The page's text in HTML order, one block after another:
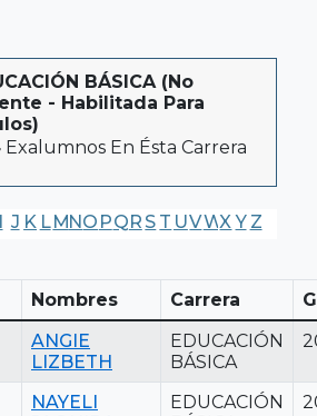
BÁSICA (No
- Habilitada Para
Exalumnos En Ésta Carrera
I J K LMNO PQR S T UVWX Y Z
Nombres Carrera
ANGIE
LIZBETH
EDUCACIÓN
BÁSICA
NAYELI
EDUCACIÓN